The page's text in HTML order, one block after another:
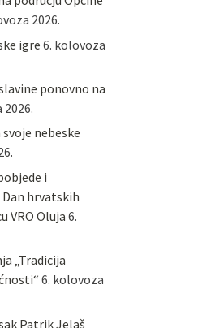
2026.
igre6. kolovoza
ponovno na
nebeske
i
hrvatskih
VRO Oluja 6.
„Tradicija
6. kolovoza
Patrik Jelaš